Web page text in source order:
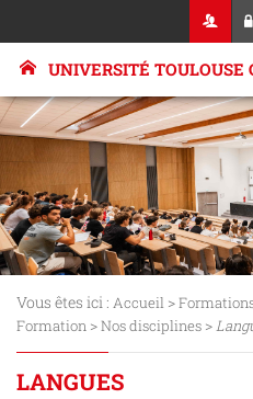
UNIVERSITÉ TOULOUSE
Vous êtes ici : Accueil >
Formation >Nos disciplines >
LANGUES